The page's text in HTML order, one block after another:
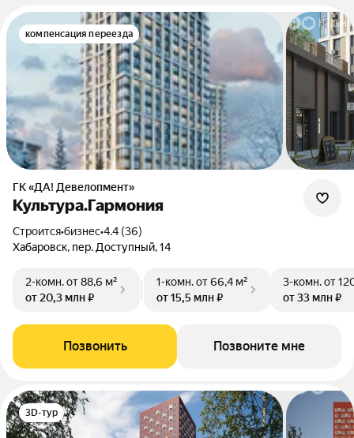
компенсация переезда
ГК «ДА! Девелопмент»
Культура.Гармония
Строится•бизнес•4.4 (36)
Хабаровск, пер. Доступный, 14
2-комн.от 88,6 м²
от 20,3 млн ₽
1-комн.от 66,4 м²
от 15,5 млн ₽
3-комн.от
от 33 млн ₽
Позвонить Позвоните мне
3D-тур